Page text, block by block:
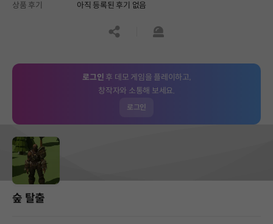
상품 후기
아직 등록된 후기 없음
공유하기신고하기
로그인 후 데모 게임을 플레이하고,
창작자와 소통해 보세요.
로그인
숲 탈출